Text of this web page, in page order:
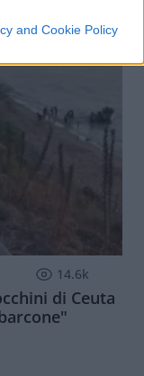
and Cookie Policy
14.6k
di Ceuta